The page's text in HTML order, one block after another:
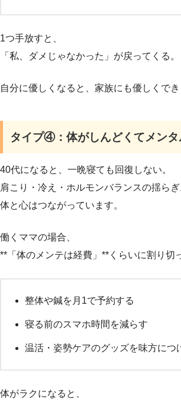
1つ手放すと、
「私、ダメじゃなかった」が戻ってくる。
自分に優しくなると、家族にも優しくでき
タイプ④：体がしんどくてメン
40代になると、一晩寝ても回復しない。
肩こり・冷え・ホルモンバランスの揺らぎ
体と心はつながっています。
働くママの場合、
**「体のメンテは経費」**くらいに割り切
整体や鍼を月1で予約する
寝る前のスマホ時間を減らす
温活・姿勢ケアのグッズを味方につ
体がラクになると、